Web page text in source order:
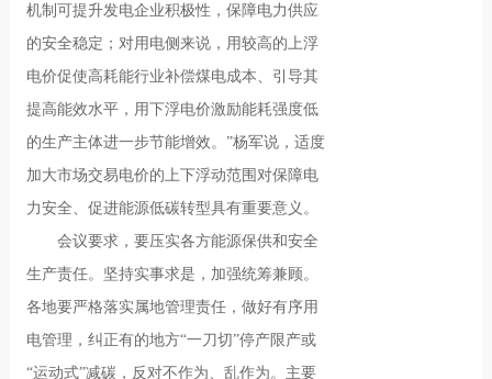
机制可提升发电企业积极性，保障电力供应
的安全稳定；对用电侧来说，用较高的上浮
电价促使高耗能行业补偿煤电成本、引导其
提高能效水平，用下浮电价激励能耗强度低
的生产主体进一步节能增效。”杨军说，适度
加大市场交易电价的上下浮动范围对保障电
力安全、促进能源低碳转型具有重要意义。
会议要求，要压实各方能源保供和安全
生产责任。坚持实事求是，加强统筹兼顾。
各地要严格落实属地管理责任，做好有序用
电管理，纠正有的地方“一刀切”停产限产或
“运动式”减碳，反对不作为、乱作为。主要